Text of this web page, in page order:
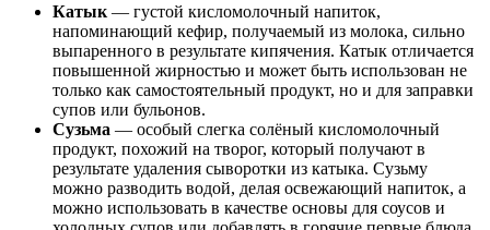
Катык — густой кисломолочный напиток,
напоминающий кефир, получаемый из молока, сильно
выпаренного в результате кипячения. Катык отличается
повышенной жирностью и может быть использован не
только как самостоятельный продукт, но и для заправки
супов или бульонов.
Сузьма — особый слегка солёный кисломолочный
продукт, похожий на творог, который получают в
результате удаления сыворотки из катыка. Сузьму
можно разводить водой, делая освежающий напиток, а
можно использовать в качестве основы для соусов и